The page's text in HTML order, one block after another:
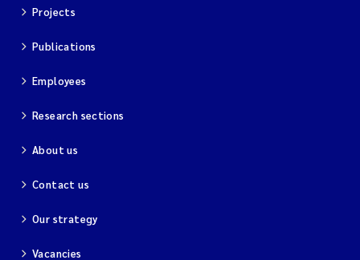
Projects
Publications
Employees
Research sections
About us
Contact us
Our strategy
Vacancies